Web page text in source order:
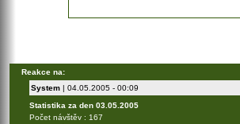
Reakce na:
System | 04.05.2005 - 00:09
Statistika za den 03.05.2005
Počet návštěv : 167